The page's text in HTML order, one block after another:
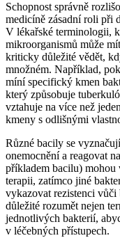
Schopnost správně
medicíně zásadní roli při
V lékařské terminologii,
mikroorganismů může
kriticky důležité vědět,
množném. Například,
míní specifický kmen
který způsobuje
vztahuje na více než
kmeny s odlišnými
Různé bacily se
onemocnění a reagovat
příkladem bacilu)
terapii, zatímco jiné
vykazovat rezistenci
důležité rozumět nejen
jednotlivých bakterií,
v léčebných přístupech.